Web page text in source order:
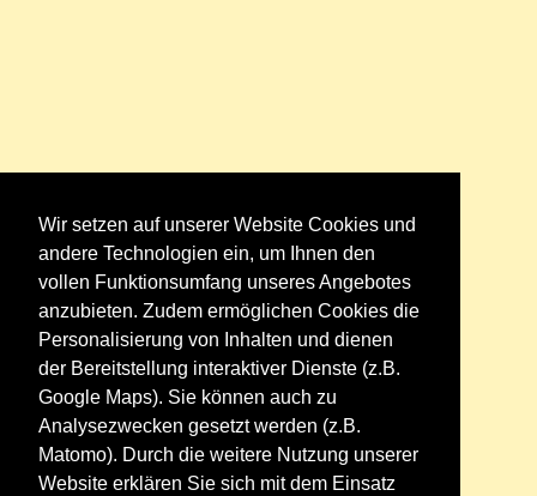
Wir setzen auf unserer Website Cookies und
andere Technologien ein, um Ihnen den
vollen Funktionsumfang unseres Angebotes
anzubieten. Zudem ermöglichen Cookies die
Personalisierung von Inhalten und dienen
der Bereitstellung interaktiver Dienste (z.B.
Google Maps). Sie können auch zu
Analysezwecken gesetzt werden (z.B.
Matomo). Durch die weitere Nutzung unserer
Website erklären Sie sich mit dem Einsatz